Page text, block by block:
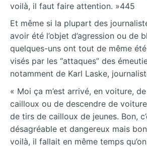
voilà, il faut faire attention. »445
Et même si la plupart des
avoir été l’objet d’agression ou de
quelques-uns ont tout de même
visés par les “attaques” des
notamment de Karl Laske,
« Moi ça m’est arrivé, en voiture,
cailloux ou de descendre de voiture
de tirs de cailloux de jeunes. Bon,
désagréable et dangereux mais
voilà, il fallait en même temps